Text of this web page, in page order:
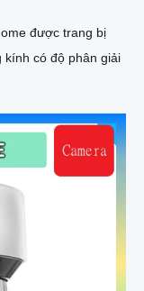
được trang bị
kính có độ phân giải